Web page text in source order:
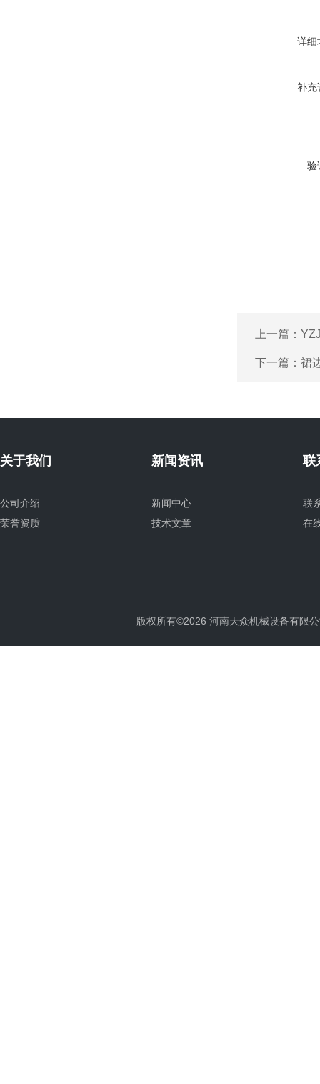
详细
补充
验
上一篇：
下一篇： 裙
关于我们
公司介绍
荣誉资质
新闻资讯
新闻中心
技术文章
联
联
在
版权所有©2026 河南天众机械设备有限